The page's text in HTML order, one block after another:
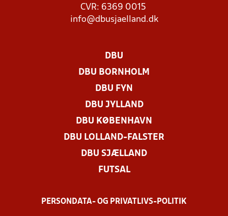
CVR: 6369 0015
info@dbusjaelland.dk
DBU
DBU BORNHOLM
DBU FYN
DBU JYLLAND
DBU KØBENHAVN
DBU LOLLAND-FALSTER
DBU SJÆLLAND
FUTSAL
PERSONDATA- OG PRIVATLIVS-POLITIK